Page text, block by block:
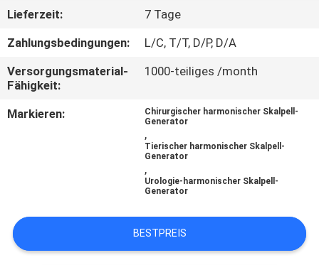
TRETEN
SIE
MIT
UNS
IN
EIN
ZITAT
Lieferzeit:
7 Tage
Zahlungsbedingungen:
L/C, T/T, D/P, D/A
Versorgungsmaterial-
Fähigkeit:
1000-teiliges /month
Markieren:
Chirurgischer harmonischer Skalpell-
Generator
,
Tierischer harmonischer Skalpell-
Generator
,
Urologie-harmonischer Skalpell-
Generator
BESTPREIS